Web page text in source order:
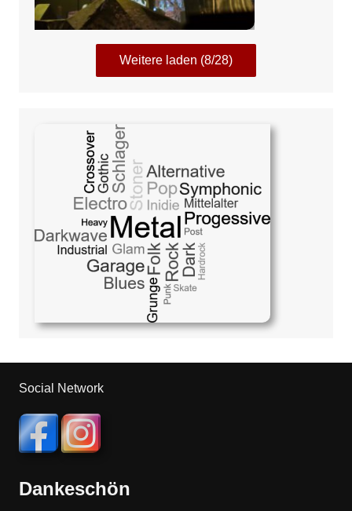
Weitere laden (8/28)
Social Network
Dankeschön